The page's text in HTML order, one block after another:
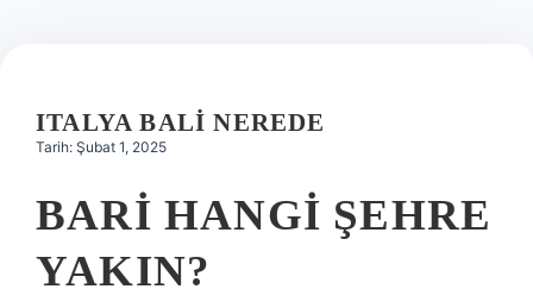
Hakkımızda
ITALYA BALI NEREDE
Tarih: Şubat 1, 2025
BARI HANGI ŞEHRE
YAKIN?